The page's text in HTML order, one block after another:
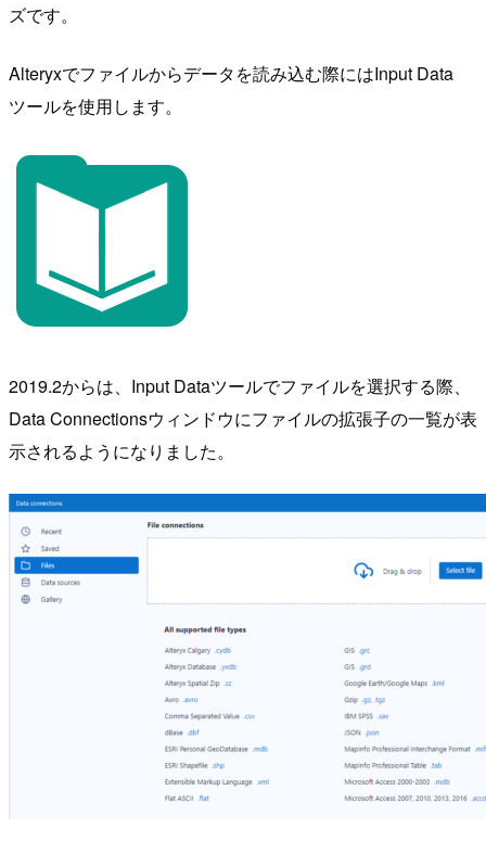
ズです。
Alteryxでファイルからデータを読み込む際にはInput Data
ツールを使用します。
2019.2からは、Input Dataツールでファイルを選択する際、
Data Connectionsウィンドウにファイルの拡張子の一覧が表
示されるようになりました。